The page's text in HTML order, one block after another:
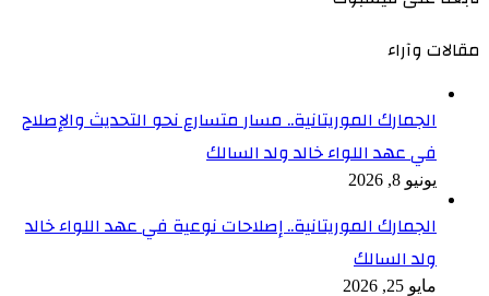
مقالات وآراء
الجمارك الموريتانية.. مسار متسارع نحو التحديث والإصلاح
في عهد اللواء خالد ولد السالك
يونيو 8, 2026
الجمارك الموريتانية.. إصلاحات نوعية في عهد اللواء خالد
ولد السالك
مايو 25, 2026